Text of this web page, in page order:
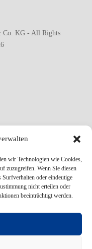
wir Technologien wie Cookies,
zuzugreifen. Wenn Sie diesen
oder eindeutige
nicht erteilen oder
beeinträchtigt werden.
Co. KG - All Rights